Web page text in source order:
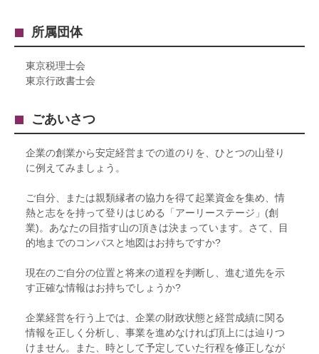
所属団体
東京税理士会
東京行政書士会
ごあいさつ
企業の創業から安定経営までの道のりを、ひとつの山登り
に例えてみましょう。
ご自分、または親類縁者の協力を得て起業資金を集め、情
熱と志をを持って登りはじめる「アーリーステージ」(創
業)。あなたの目指す山の頂きは決まっています。さて、目
的地までのコンパスと地図はお持ちですか?
現在のご自分の位置と将来の道程を判断し、進む道先を示
す正確な情報はお持ちでしょうか?
企業経営を行う上では、企業の財政状態と経営成績に関る
情報を正しく分析し、事業を進めなければ頂上には辿りつ
けません。また、時として予定していた行程を修正しなが